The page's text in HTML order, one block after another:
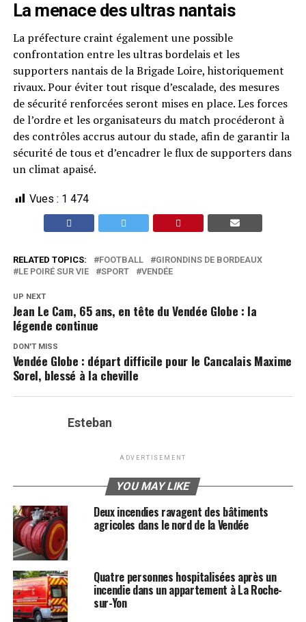
La menace des ultras nantais
La préfecture craint également une possible
confrontation entre les ultras bordelais et les
supporters nantais de la Brigade Loire, historiquement
rivaux. Pour éviter tout risque d’escalade, des mesures
de sécurité renforcées seront mises en place. Les forces
de l’ordre et les organisateurs du match procéderont à
des contrôles accrus autour du stade, afin de garantir la
sécurité de tous et d’encadrer le flux de supporters dans
un climat apaisé.
Vues : 1 474
RELATED TOPICS: FOOTBALL
GIRONDINS DE BORDEAUX
LE POIRÉ SUR VIE
SPORT VENDÉE
UP NEXT
Jean Le Cam, 65 ans, en tête du Vendée Globe : la
légende continue
DON'T MISS
Vendée Globe : départ difficile pour le Cancalais Maxime
Sorel, blessé à la cheville
Esteban
ADVERTISEMENT
YOU MAY LIKE
Deux incendies ravagent des bâtiments
agricoles dans le nord de la Vendée
Quatre personnes hospitalisées après un
incendie dans un appartement à La Roche-
sur-Yon